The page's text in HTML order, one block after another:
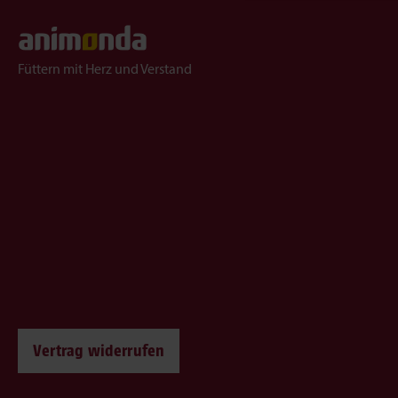
Füttern mit Herz und Verstand
Vertrag widerrufen